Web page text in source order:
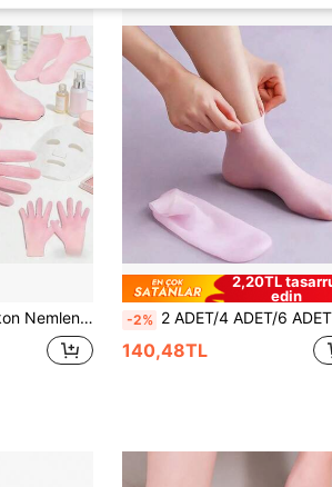
Bacak Isıtıcıları, Evde Günlük Ayak Bakımı, İdeal Anneler Günü Hediyesi ve Seyahat Ayak Bakım Aksesuarı
2,20TL
edin
-2% 2 ADET/4 ADET/6 ADET - Silikon Nemlendirici Rahatlatıcı Çoraplar, Yüksek Elastik Emilimli Basınçlı Çoraplar, Tekrar Kullanılabilir Aloe Vera Çorapları, Gece Boyu SPA Çorabı, Kadınlar, Erkekler, Kuru Ciltler, Kuru Ayaklar ve Pürüzlü Ciltler İçin Kaymaz Jel Topuk
140,48TL